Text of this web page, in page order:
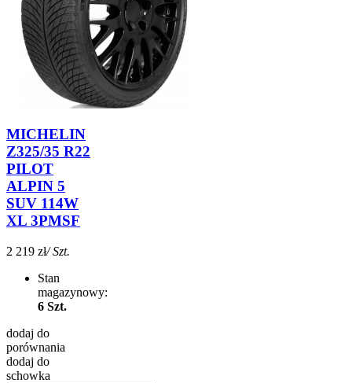
MICHELIN
Z325/35 R22
PILOT
ALPIN 5
SUV 114W
XL 3PMSF
2 219 zł/ Szt.
Stan
magazynowy:
6 Szt.
dodaj do
porównania
dodaj do
schowka